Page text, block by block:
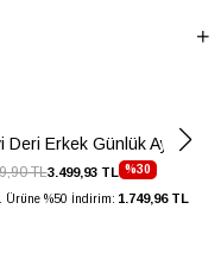
bir stil yaratır.
Mavi Deri Erkek Günlük Ayakkabı
%30
3.499,93 TL
TL
Ürüne %50 İndirim: 1.749,96 TL